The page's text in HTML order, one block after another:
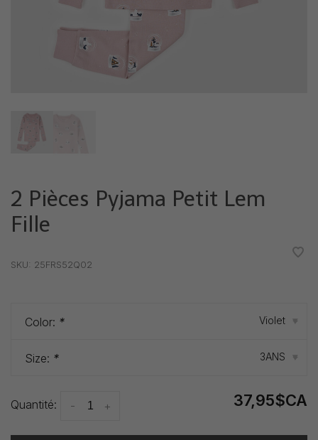
2 Pièces Pyjama Petit Lem
Fille
SKU: 25FRS52Q02
Color: * Violet ▾
Size: * 3ANS ▾
Quantité: +
- 37,95$CA